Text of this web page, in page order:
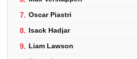
7. Oscar Piastri
8. Isack Hadjar
9. Liam Lawson